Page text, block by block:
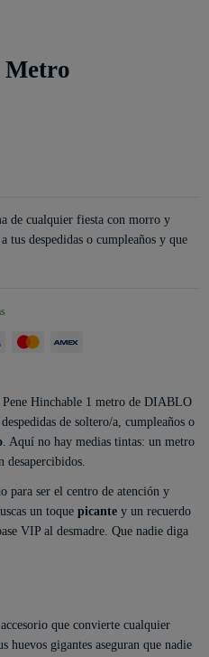
Metro
de cualquier fiesta con morro y
tus despedidas o cumpleaños y que
Hinchable 1 metro de DIABLO
de soltero/a, cumpleaños o
. Aquí no hay medias tintas: un metro
desapercibidos.
para ser el centro de atención y
un toque picantey un recuerdo
VIP al desmadre. Que nadie diga
que convierte cualquier
huevos gigantes aseguran que nadie